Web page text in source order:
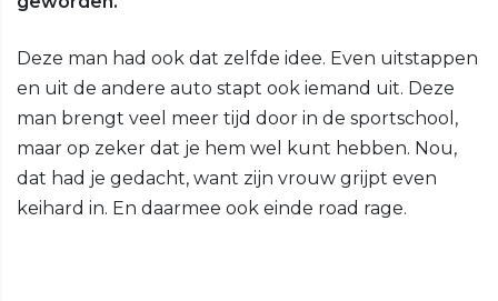
Deze man had ook dat zelfde idee. Even uitstappen
en uit de andere auto stapt ook iemand uit. Deze
man brengt veel meer tijd door in de sportschool,
maar op zeker dat je hem wel kunt hebben. Nou,
dat had je gedacht, want zijn vrouw grijpt even
keihard in. En daarmee ook einde road rage.